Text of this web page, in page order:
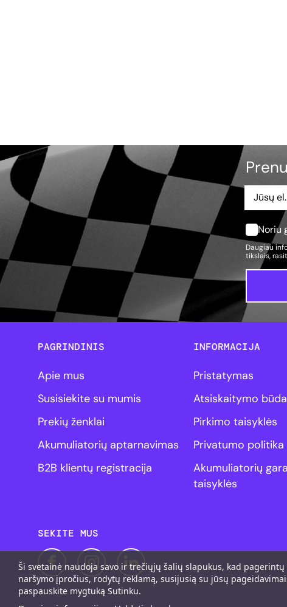
Noriu
Daugiau
tikslais,
PAGRINDINIS
Apie mus
Susisiekite su mumis
Prekių ženklai
Akumuliatorių aptarnavimas
B2B klientų registracija
INFORMACIJA
Pristatymas
Atsiskaitymo
Pirkimo taisyklės
Privatumo politika
Akumuliatorių
taisyklės
SEKITE MUS
Ši svetainė naudoja savo ir trečiųjų šalių slapukus, kad
naršymo įpročius, rodytų reklamą, susijusią su jūsų
paspauskite mygtuką Sutinku.